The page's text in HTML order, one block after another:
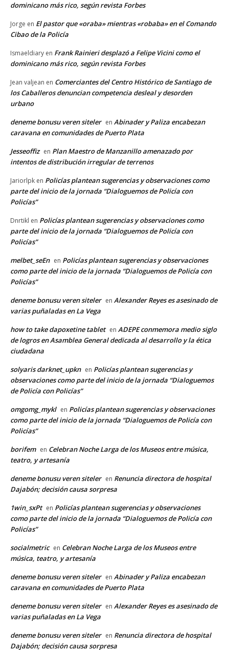
dominicano más rico, según revista Forbes
Jorge en El pastor que «oraba» mientras «robaba» en el Comando
Cibao de la Policía
Ismaeldiary en Frank Rainieri desplazó a Felipe Vicini como el
dominicano más rico, según revista Forbes
Jean valjean en Comerciantes del Centro Histórico de Santiago de
los Caballeros denuncian competencia desleal y desorden
urbano
deneme bonusu veren siteler en Abinader y Paliza encabezan
caravana en comunidades de Puerto Plata
Jesseoffiz en Plan Maestro de Manzanillo amenazado por
intentos de distribución irregular de terrenos
Jariorlpk en Policías plantean sugerencias y observaciones como
parte del inicio de la jornada “Dialoguemos de Policía con
Policías”
Dnrtikl en Policías plantean sugerencias y observaciones como
parte del inicio de la jornada “Dialoguemos de Policía con
Policías”
melbet_seEn en Policías plantean sugerencias y observaciones
como parte del inicio de la jornada “Dialoguemos de Policía con
Policías”
deneme bonusu veren siteler en Alexander Reyes es asesinado de
varias puñaladas en La Vega
how to take dapoxetine tablet en ADEPE conmemora medio siglo
de logros en Asamblea General dedicada al desarrollo y la ética
ciudadana
solyaris darknet_upkn en Policías plantean sugerencias y
observaciones como parte del inicio de la jornada “Dialoguemos
de Policía con Policías”
omgomg_mykl en Policías plantean sugerencias y observaciones
como parte del inicio de la jornada “Dialoguemos de Policía con
Policías”
borifem en Celebran Noche Larga de los Museos entre música,
teatro, y artesanía
deneme bonusu veren siteler en Renuncia directora de hospital
Dajabón; decisión causa sorpresa
1win_sxPt en Policías plantean sugerencias y observaciones
como parte del inicio de la jornada “Dialoguemos de Policía con
Policías”
socialmetric en Celebran Noche Larga de los Museos entre
música, teatro, y artesanía
deneme bonusu veren siteler en Abinader y Paliza encabezan
caravana en comunidades de Puerto Plata
deneme bonusu veren siteler en Alexander Reyes es asesinado de
varias puñaladas en La Vega
deneme bonusu veren siteler en Renuncia directora de hospital
Dajabón; decisión causa sorpresa